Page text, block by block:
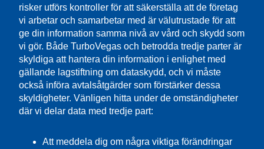
risker utförs kontroller för att säkerställa att de företag
vi arbetar och samarbetar med är välutrustade för att
ge din information samma nivå av vård och skydd som
vi gör. Både TurboVegas och betrodda tredje parter är
skyldiga att hantera din information i enlighet med
gällande lagstiftning om dataskydd, och vi måste
också införa avtalsåtgärder som förstärker dessa
skyldigheter. Vänligen hitta under de omständigheter
där vi delar data med tredje part:
Att meddela dig om några viktiga förändringar